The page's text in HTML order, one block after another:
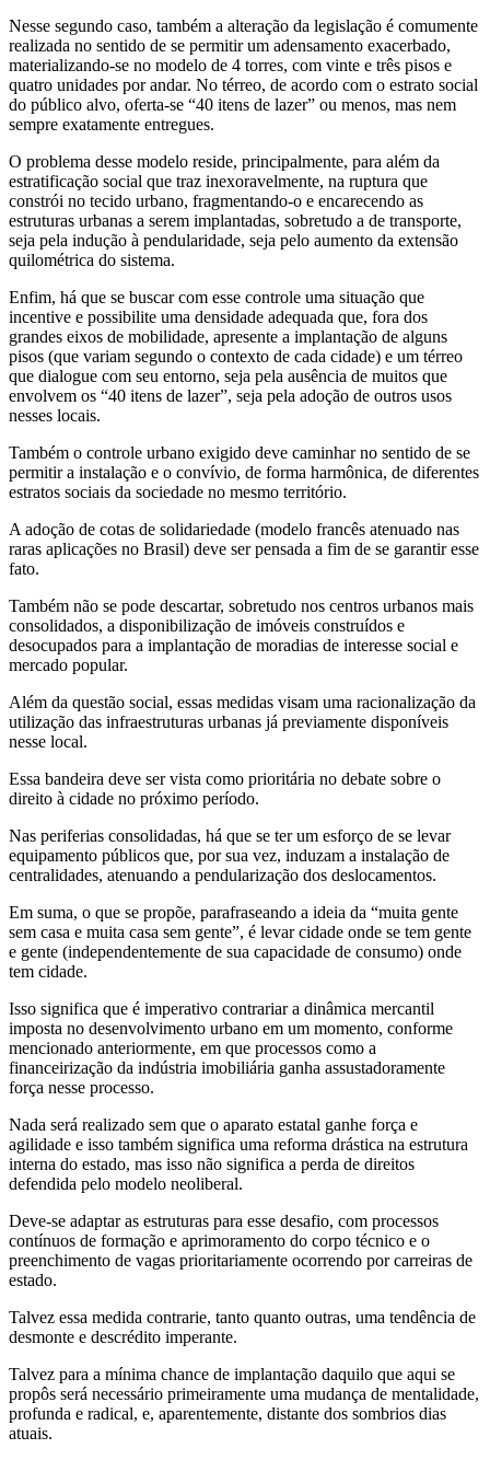
Nesse segundo caso, também a alteração da legislação é comumente
realizada no sentido de se permitir um adensamento exacerbado,
materializando-se no modelo de 4 torres, com vinte e três pisos e
quatro unidades por andar. No térreo, de acordo com o estrato social
do público alvo, oferta-se “40 itens de lazer” ou menos, mas nem
sempre exatamente entregues.
O problema desse modelo reside, principalmente, para além da
estratificação social que traz inexoravelmente, na ruptura que
constrói no tecido urbano, fragmentando-o e encarecendo as
estruturas urbanas a serem implantadas, sobretudo a de transporte,
seja pela indução à pendularidade, seja pelo aumento da extensão
quilométrica do sistema.
Enfim, há que se buscar com esse controle uma situação que
incentive e possibilite uma densidade adequada que, fora dos
grandes eixos de mobilidade, apresente a implantação de alguns
pisos (que variam segundo o contexto de cada cidade) e um térreo
que dialogue com seu entorno, seja pela ausência de muitos que
envolvem os “40 itens de lazer”, seja pela adoção de outros usos
nesses locais.
Também o controle urbano exigido deve caminhar no sentido de se
permitir a instalação e o convívio, de forma harmônica, de diferentes
estratos sociais da sociedade no mesmo território.
A adoção de cotas de solidariedade (modelo francês atenuado nas
raras aplicações no Brasil) deve ser pensada a fim de se garantir esse
fato.
Também não se pode descartar, sobretudo nos centros urbanos mais
consolidados, a disponibilização de imóveis construídos e
desocupados para a implantação de moradias de interesse social e
mercado popular.
Além da questão social, essas medidas visam uma racionalização da
utilização das infraestruturas urbanas já previamente disponíveis
nesse local.
Essa bandeira deve ser vista como prioritária no debate sobre o
direito à cidade no próximo período.
Nas periferias consolidadas, há que se ter um esforço de se levar
equipamento públicos que, por sua vez, induzam a instalação de
centralidades, atenuando a pendularização dos deslocamentos.
Em suma, o que se propõe, parafraseando a ideia da “muita gente
sem casa e muita casa sem gente”, é levar cidade onde se tem gente
e gente (independentemente de sua capacidade de consumo) onde
tem cidade.
Isso significa que é imperativo contrariar a dinâmica mercantil
imposta no desenvolvimento urbano em um momento, conforme
mencionado anteriormente, em que processos como a
financeirização da indústria imobiliária ganha assustadoramente
força nesse processo.
Nada será realizado sem que o aparato estatal ganhe força e
agilidade e isso também significa uma reforma drástica na estrutura
interna do estado, mas isso não significa a perda de direitos
defendida pelo modelo neoliberal.
Deve-se adaptar as estruturas para esse desafio, com processos
contínuos de formação e aprimoramento do corpo técnico e o
preenchimento de vagas prioritariamente ocorrendo por carreiras de
estado.
Talvez essa medida contrarie, tanto quanto outras, uma tendência de
desmonte e descrédito imperante.
Talvez para a mínima chance de implantação daquilo que aqui se
propôs será necessário primeiramente uma mudança de mentalidade,
profunda e radical, e, aparentemente, distante dos sombrios dias
atuais.